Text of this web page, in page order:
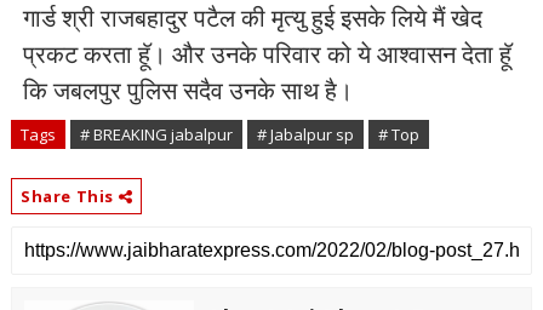
गार्ड श्री राजबहादुर पटैल की मृत्यु हुई इसके लिये मैं खेद
प्रकट करता हूॅ। और उनके परिवार को ये आश्वासन देता हूॅ
कि जबलपुर पुलिस सदैव उनके साथ है।
Tags # BREAKING jabalpur # Jabalpur sp # Top
Share This